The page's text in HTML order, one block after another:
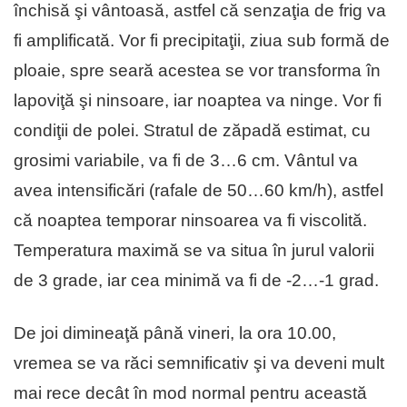
închisă şi vântoasă, astfel că senzaţia de frig va
fi amplificată. Vor fi precipitaţii, ziua sub formă de
ploaie, spre seară acestea se vor transforma în
lapoviţă şi ninsoare, iar noaptea va ninge. Vor fi
condiţii de polei. Stratul de zăpadă estimat, cu
grosimi variabile, va fi de 3…6 cm. Vântul va
avea intensificări (rafale de 50…60 km/h), astfel
că noaptea temporar ninsoarea va fi viscolită.
Temperatura maximă se va situa în jurul valorii
de 3 grade, iar cea minimă va fi de -2…-1 grad.
De joi dimineaţă până vineri, la ora 10.00,
vremea se va răci semnificativ şi va deveni mult
mai rece decât în mod normal pentru această